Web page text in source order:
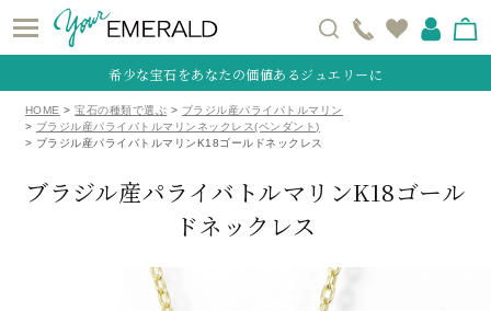
希少な宝石をあなたの価値あるジュエリーに
HOME 宝石の種類で選ぶ
ブラジル産パライバトルマリン
ブラジル産パライバトルマリンネックレス(ペンダント)
ブラジル産パライバトルマリンK18ゴールドネックレス
ブラジル産パライバトルマリンK18ゴール
ドネックレス